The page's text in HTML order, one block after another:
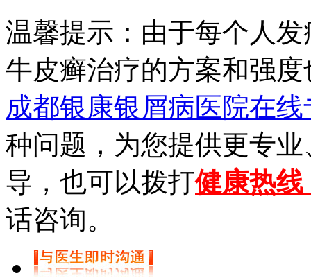
温馨提示：由于每个人
牛皮癣治疗的方案和强
成都银康银屑病医院在线
种问题，为您提供更专
导，也可以拨打健康热线
话咨询。